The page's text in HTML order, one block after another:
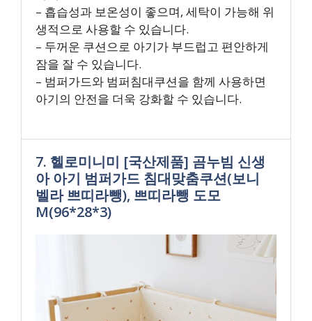
– 흡습성과 보온성이 좋으며, 세탁이 가능해 위
생적으로 사용할 수 있습니다.
– 두꺼운 쿠션으로 아기가 부드럽고 편안하게
잠을 잘 수 있습니다.
– 범퍼가드와 범퍼침대쿠션을 함께 사용하면
아기의 안전을 더욱 강화할 수 있습니다.
7. 헬로미니미 [국산제품] 곰누빔 신생
아 아기 범퍼가드 침대맞춤쿠션(보니
벨라 쁘띠라뺑), 쁘띠라뺑 도모
M(96*28*3)